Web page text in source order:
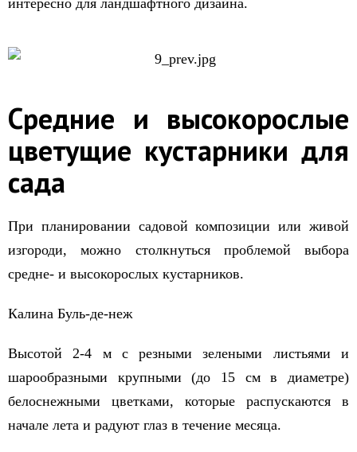
интересно для ландшафтного дизайна.
Средние и высокорослые
цветущие кустарники для
сада
При планировании садовой композиции или живой
изгороди, можно столкнуться проблемой выбора
средне- и высокорослых кустарников.
Калина Буль-де-неж
Высотой 2-4 м с резными зелеными листьями и
шарообразными крупными (до 15 см в диаметре)
белоснежными цветками, которые распускаются в
начале лета и радуют глаз в течение месяца.